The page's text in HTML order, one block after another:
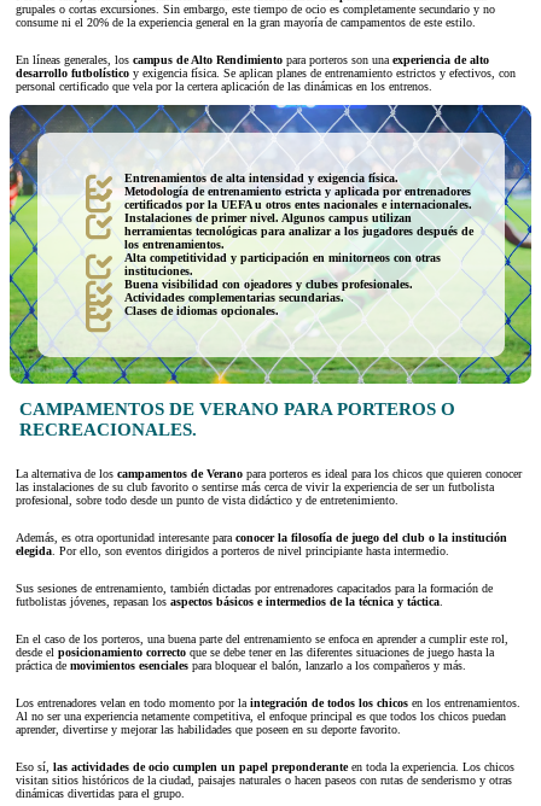
grupales o cortas excursiones. Sin embargo, este tiempo de ocio es completamente secundario y no
consume ni el 20% de la experiencia general en la gran mayoría de campamentos de este estilo.
En líneas generales, los campus de Alto Rendimiento para porteros son unaexperiencia de alto
desarrollo futbolístico y exigencia física. Se aplican planes de entrenamiento estrictos y efectivos, con
personal certificado que vela por la certera aplicación de las dinámicas en los entrenos.
Entrenamientos de alta intensidad y exigencia física.
Metodología de entrenamiento estricta y aplicada por entrenadores
certificados por la UEFA u otros entes nacionales e internacionales.
Instalaciones de primer nivel. Algunos campus utilizan
herramientas tecnológicas para analizar a los jugadores después de
los entrenamientos.
Alta competitividad y participación en minitorneos con otras
instituciones.
Buena visibilidad con ojeadores y clubes profesionales.
Actividades complementarias secundarias.
Clases de idiomas opcionales.
CAMPAMENTOS DE VERANO PARA PORTEROS O
RECREACIONALES.
La alternativa de los campamentos de Verano para porteros es ideal para los chicos que quieren conocer
las instalaciones de su club favorito o sentirse más cerca de vivir la experiencia de ser un futbolista
profesional, sobre todo desde un punto de vista didáctico y de entretenimiento.
Además, es otra oportunidad interesante paraconocer la filosofía de juego del club o la institución
elegida. Por ello, son eventos dirigidos a porteros de nivel principiante hasta intermedio.
Sus sesiones de entrenamiento, también dictadas por entrenadores capacitados para la formación de
futbolistas jóvenes, repasan los aspectos básicos e intermedios de la técnica y táctica.
En el caso de los porteros, una buena parte del entrenamiento se enfoca en aprender a cumplir este rol,
desde el posicionamiento correcto que se debe tener en las diferentes situaciones de juego hasta la
práctica de movimientos esenciales para bloquear el balón, lanzarlo a los compañeros y más.
Los entrenadores velan en todo momento por laintegración de todos los chicos en los entrenamientos.
Al no ser una experiencia netamente competitiva, el enfoque principal es que todos los chicos puedan
aprender, divertirse y mejorar las habilidades que poseen en su deporte favorito.
Eso sí, las actividades de ocio cumplen un papel preponderanteen toda la experiencia. Los chicos
visitan sitios históricos de la ciudad, paisajes naturales o hacen paseos con rutas de senderismo y otras
dinámicas divertidas para el grupo.